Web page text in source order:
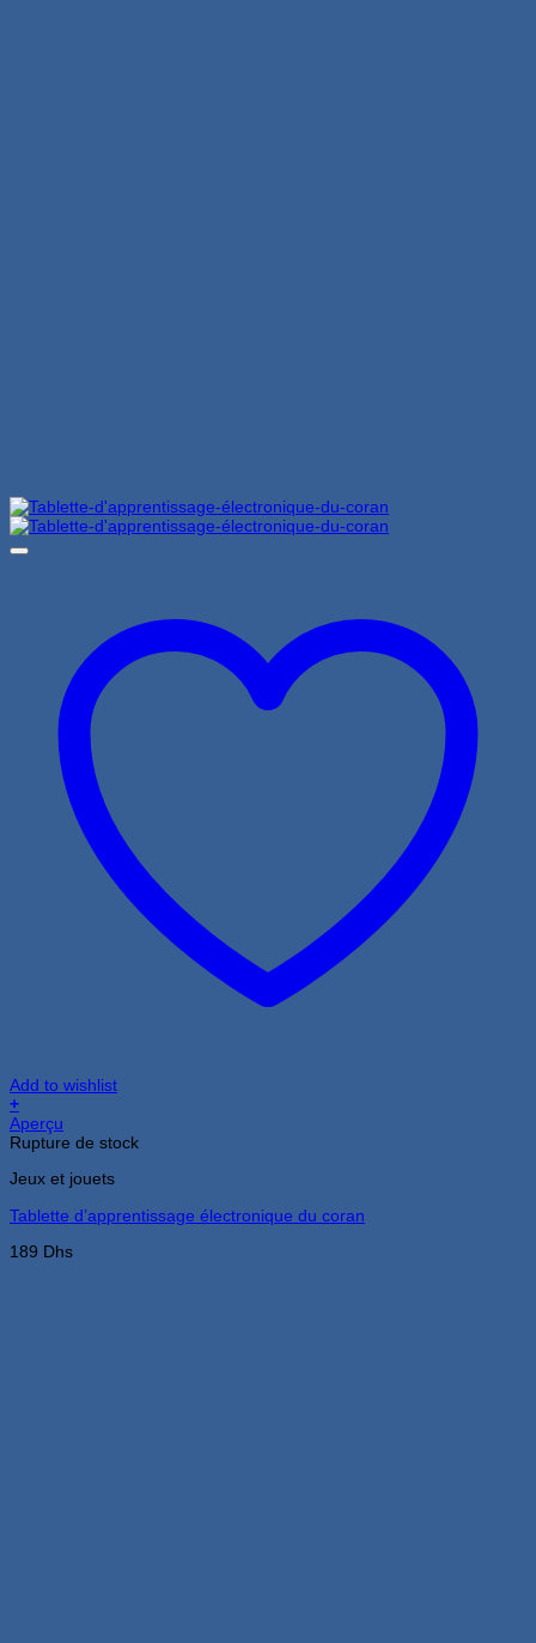
Add to wishlist
+
Aperçu
Rupture de stock
Jeux et jouets
Tablette d’apprentissage électronique du coran
189 Dhs